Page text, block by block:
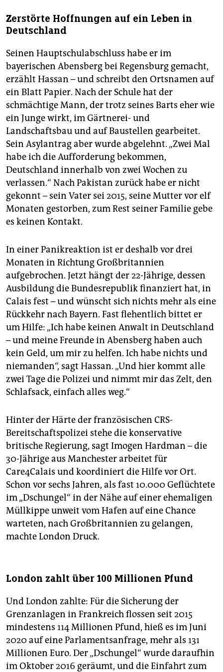
Zerstörte Hoffnungen auf ein Leben in
Deutschland
Seinen Hauptschulabschluss habe er im
bayerischen Abensberg bei Regensburg gemacht,
erzählt Hassan – und schreibt den Ortsnamen auf
ein Blatt Papier. Nach der Schule hat der
schmächtige Mann, der trotz seines Barts eher wie
ein Junge wirkt, im Gärtnerei- und
Landschaftsbau und auf Baustellen gearbeitet.
Sein Asylantrag aber wurde abgelehnt. „Zwei Mal
habe ich die Aufforderung bekommen,
Deutschland innerhalb von zwei Wochen zu
verlassen.“ Nach Pakistan zurück habe er nicht
gekonnt – sein Vater sei 2015, seine Mutter vor elf
Monaten gestorben, zum Rest seiner Familie gebe
es keinen Kontakt.
In einer Panikreaktion ist er deshalb vor drei
Monaten in Richtung Großbritannien
aufgebrochen. Jetzt hängt der 22-Jährige, dessen
Ausbildung die Bundesrepublik finanziert hat, in
Calais fest – und wünscht sich nichts mehr als eine
Rückkehr nach Bayern. Fast flehentlich bittet er
um Hilfe: „Ich habe keinen Anwalt in Deutschland
– und meine Freunde in Abensberg haben auch
kein Geld, um mir zu helfen. Ich habe nichts und
niemanden“, sagt Hassan. „Und hier kommt alle
zwei Tage die Polizei und nimmt mir das Zelt, den
Schlafsack, einfach alles weg.“
Hinter der Härte der französischen CRS-
Bereitschaftspolizei stehe die konservative
britische Regierung, sagt Imogen Hardman – die
30-Jährige aus Manchester arbeitet für
Care4Calais und koordiniert die Hilfe vor Ort.
Schon vor sechs Jahren, als fast 10.000 Geflüchtete
im „Dschungel“ in der Nähe auf einer ehemaligen
Müllkippe unweit vom Hafen auf eine Chance
warteten, nach Großbritannien zu gelangen,
machte London Druck.
London zahlt über 100 Millionen Pfund
Und London zahlte: Für die Sicherung der
Grenzanlagen in Frankreich flossen seit 2015
mindestens 114 Millionen Pfund, hieß es im Juni
2020 auf eine Parlamentsanfrage, mehr als 131
Millionen Euro. Der „Dschungel“ wurde daraufhin
im Oktober 2016 geräumt, und die Einfahrt zum